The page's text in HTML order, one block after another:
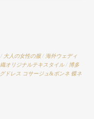
大人の女性の服/ 海外ウェディ
オリジナルテキスタイル/ 博多
ドレス コサージュ&ボンネ 蝶ネ